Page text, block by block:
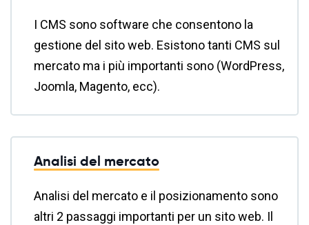
I CMS sono software che consentono la
gestione del sito web. Esistono tanti CMS sul
mercato ma i più importanti sono (WordPress,
Joomla, Magento, ecc).
Analisi del mercato
Analisi del mercato e il posizionamento sono
altri 2 passaggi importanti per un sito web. Il